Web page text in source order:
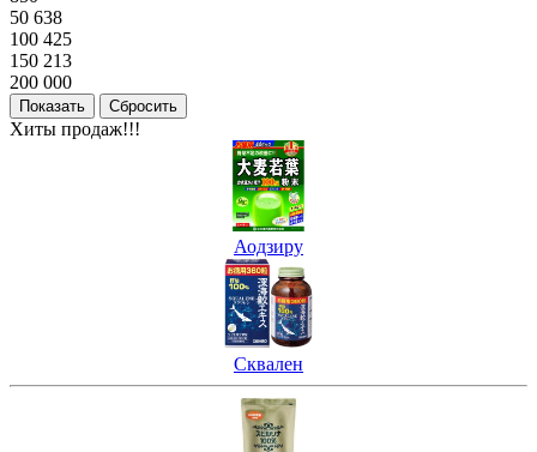
50 638
100 425
150 213
200 000
Хиты продаж!!!
Аодзиру
Сквален